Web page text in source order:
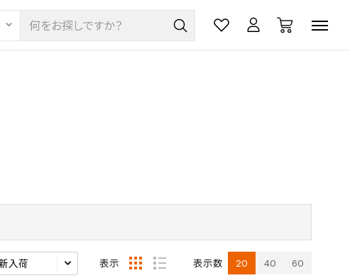
表示 表示数 20 40 60